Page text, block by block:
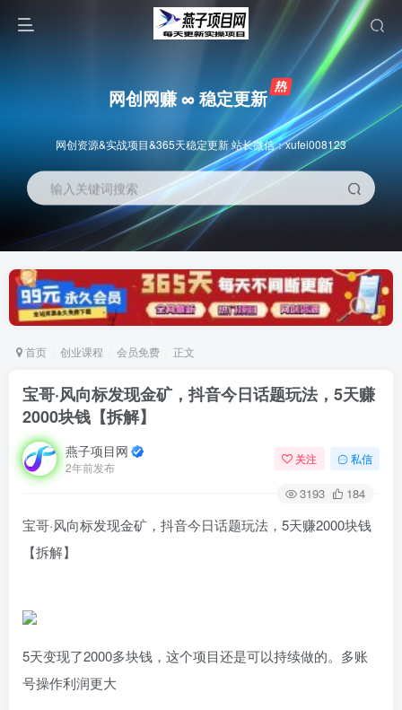
网创网赚 ∞ 稳定更新
网创资源&实战项目&365天稳定更新 站长微信：xufei008123
输入关键词搜索
首页 创业课程 会员免费 正文
宝哥·风向标发现金矿，抖音今日话题玩法，5天赚
2000块钱【拆解】
燕子项目网
2年前发布
关注 私信
3193 184
宝哥·风向标发现金矿，抖音今日话题玩法，5天赚2000块钱
【拆解】
5天变现了2000多块钱，这个项目还是可以持续做的。多账
号操作利润更大